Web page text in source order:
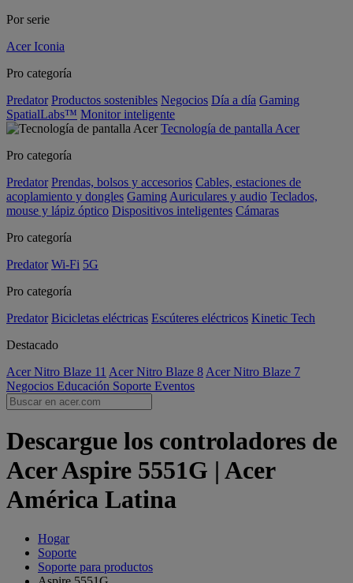
Por serie
Acer Iconia
Pro categoría
Predator Productos sostenibles Negocios Día a día Gaming
SpatialLabs™ Monitor inteligente
Tecnología de pantalla Acer
Pro categoría
Predator Prendas, bolsos y accesorios Cables, estaciones de
acoplamiento y dongles Gaming Auriculares y audio Teclados,
mouse y lápiz óptico Dispositivos inteligentes Cámaras
Pro categoría
Predator Wi-Fi 5G
Pro categoría
Predator Bicicletas eléctricas Escúteres eléctricos Kinetic Tech
Destacado
Acer Nitro Blaze 11 Acer Nitro Blaze 8 Acer Nitro Blaze 7
Negocios Educación Soporte Eventos
Descargue los controladores de
Acer Aspire 5551G | Acer
América Latina
Hogar
Soporte
Soporte para productos